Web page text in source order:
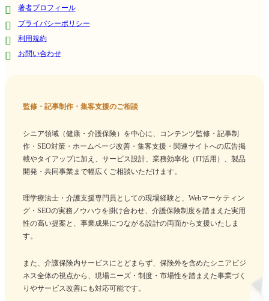
著者プロフィール
プライバシーポリシー
利用規約
お問い合わせ
監修・記事制作・集客支援のご相談
シニア領域（健康・介護保険）を中心に、コンテンツ監修・記事制
作・SEO対策・ホームページ改善・集客支援・関連サイトへの広告掲
載やタイアップに加え、サービス設計、業務効率化（IT活用）、製品
開発・共同事業まで幅広くご相談いただけます。
理学療法士・介護支援専門員としての現場経験と、Webマーケティン
グ・SEOの実務ノウハウを掛け合わせ、介護保険制度を踏まえた実用
性の高い提案と、事業成果につながる設計の両面から支援いたしま
す。
また、介護保険内サービスにとどまらず、保険外を含めたシニアビジ
ネス全体の視点から、現場ニーズ・制度・市場性を踏まえた事業づく
りやサービス改善にも対応可能です。